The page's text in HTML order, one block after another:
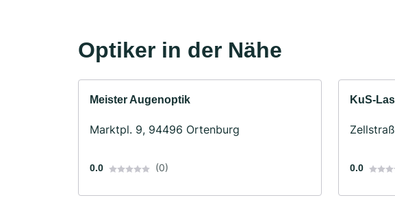
Optiker in der Nähe
Meister Augenoptik
Marktpl. 9, 94496 Ortenburg
0.0 (0)
KuS-
0.0